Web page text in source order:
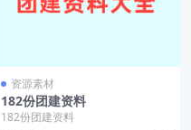
资源素材
182份团建资料
182份团建资料